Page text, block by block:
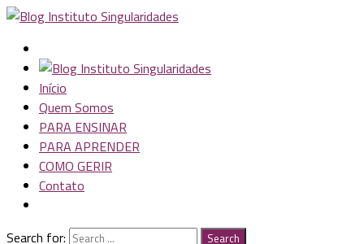
Início
Quem Somos
PARA ENSINAR
PARA APRENDER
COMO GERIR
Contato
Search for: Search